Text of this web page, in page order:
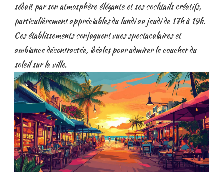
séduit par son atmosphère élégante et ses cocktails créatifs,
particulièrement appréciables du lundi au jeudi de 17h à 19h.
Ces établissements conjuguent vues spectaculaires et
ambiance décontractée, idéales pour admirer le coucher du
soleil sur la ville.